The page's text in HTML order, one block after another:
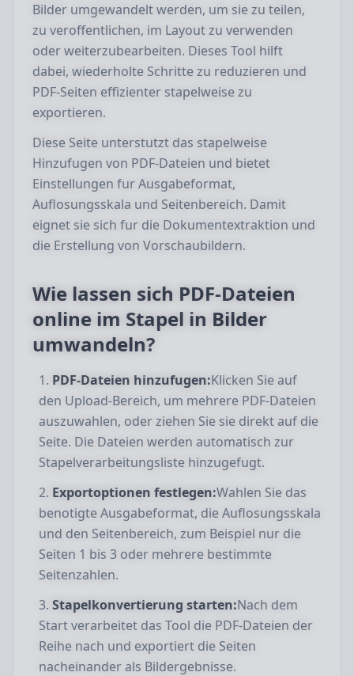
Bilder umgewandelt werden, um sie zu teilen,
zu veroffentlichen, im Layout zu verwenden
oder weiterzubearbeiten. Dieses Tool hilft
dabei, wiederholte Schritte zu reduzieren und
PDF-Seiten effizienter stapelweise zu
exportieren.
Diese Seite unterstutzt das stapelweise
Hinzufugen von PDF-Dateien und bietet
Einstellungen fur Ausgabeformat,
Auflosungsskala und Seitenbereich. Damit
eignet sie sich fur die Dokumentextraktion und
die Erstellung von Vorschaubildern.
Wie lassen sich PDF-Dateien
online im Stapel in Bilder
umwandeln?
PDF-Dateien hinzufugen:Klicken Sie auf
den Upload-Bereich, um mehrere PDF-Dateien
auszuwahlen, oder ziehen Sie sie direkt auf die
Seite. Die Dateien werden automatisch zur
Stapelverarbeitungsliste hinzugefugt.
Exportoptionen festlegen:Wahlen Sie das
benotigte Ausgabeformat, die Auflosungsskala
und den Seitenbereich, zum Beispiel nur die
Seiten 1 bis 3 oder mehrere bestimmte
Seitenzahlen.
Stapelkonvertierung starten:Nach dem
Start verarbeitet das Tool die PDF-Dateien der
Reihe nach und exportiert die Seiten
nacheinander als Bildergebnisse.